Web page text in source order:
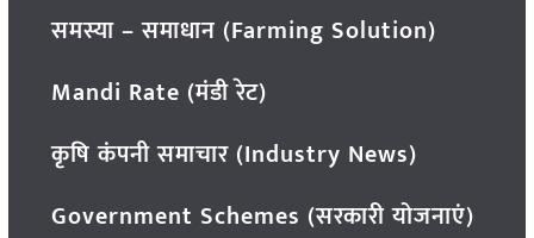
समस्या – समाधान (Farming Solution)
Mandi Rate (मंडी रेट)
कृषि कंपनी समाचार (Industry News)
Government Schemes (सरकारी योजनाएं)